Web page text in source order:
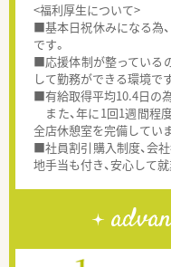
<福利厚生について>
■基本日祝休みになる為
です。
■応援体制が整っている
して勤務ができる環境です
■有給取得平均10.4日の
また、年に1回1週間程
全店休憩室を完備してい
■社員割引購入制度、会
地手当も付き、安心して就